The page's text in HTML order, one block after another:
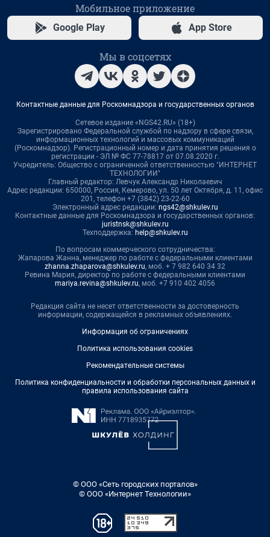
Мобильное приложение
Google Play App Store
Мы в соцсетях
Контактные данные для Роскомнадзора и государственных органов
Сетевое издание «NGS42.RU» (18+)
Зарегистрировано Федеральной службой по надзору в сфере связи,
информационных технологий и массовых коммуникаций
(Роскомнадзор). Регистрационный номер и дата принятия решения о
регистрации - ЭЛ № ФС 77-78817 от 07.08.2020 г.
Учредитель: Общество с ограниченной ответственностью "ИНТЕРНЕТ
ТЕХНОЛОГИИ"
Главный редактор: Левчук Александр Николаевич
Адрес редакции: 650000, Россия, Кемерово, ул. 50 лет Октября, д. 11, офис
201, телефон +7 (3842) 23-22-60
Электронный адрес редакции: ngs42@shkulev.ru
Контактные данные для Роскомнадзора и государственных органов:
juristnsk@shkulev.ru
Техподдержка: help@shkulev.ru
По вопросам коммерческого сотрудничества:
Жапарова Жанна, менеджер по работе с федеральными клиентами
zhanna.zhaparova@shkulev.ru, моб. + 7 982 640 34 32
Ревина Мария, директор по работе с федеральными клиентами
mariya.revina@shkulev.ru, моб. +7 910 402 4056
Редакция сайта не несет ответственности за достоверность
информации, содержащейся в рекламных объявлениях.
Информация об ограничениях
Политика использования cookies
Рекомендательные системы
Политика конфиденциальности и обработки персональных данных и
правила использования сайта
© ООО «Сеть городских порталов»
© ООО «Интернет Технологии»